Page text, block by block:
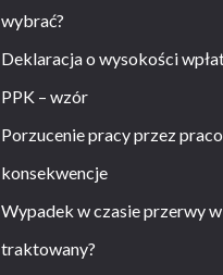
wybrać?
Deklaracja o wysokości
PPK – wzór
Porzucenie pracy przez
konsekwencje
Wypadek w czasie przerwy
traktowany?